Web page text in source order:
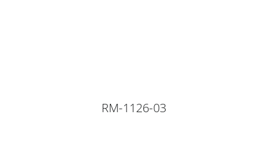
RM-1126-03